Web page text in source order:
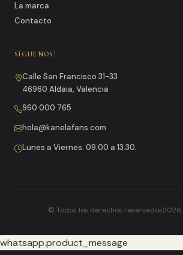
La marca
Contacto
SÍGUENOS!
Calle San Francisco 31-33
46960 Aldaia, Valencia
960 000 765
hola@kanelafans.com
Lunes a Viernes. 09:00 a 13:30.
© Todos los derechos reservados2026
whatsapp.product_message